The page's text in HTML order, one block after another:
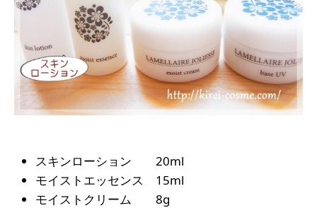
スキンローション 20ml
モイストエッセンス 15ml
モイストクリーム 8g